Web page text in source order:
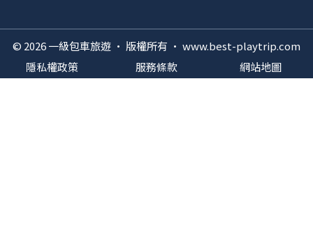
© 2026 一級包車旅遊 · 版權所有 · www.best-playtrip.com
隱私權政策
服務條款 網站地圖